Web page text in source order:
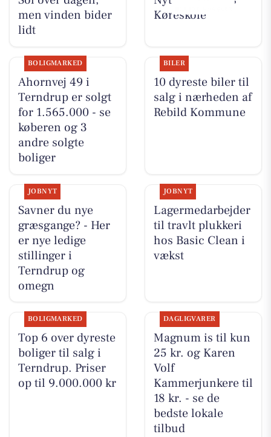
men vinden bider
lidt
Køreskole
BOLIGMARKED
Ahornvej 49 i
Terndrup er solgt
for 1.565.000 - se
køberen og 3
andre solgte
boliger
BILER
10 dyreste biler til
salg i nærheden af
Rebild Kommune
JOBNYT
Savner du nye
græsgange? - Her
er nye ledige
stillinger i
Terndrup og
omegn
JOBNYT
Lagermedarbejder
til travlt plukkeri
hos Basic Clean i
vækst
BOLIGMARKED
Top 6 over dyreste
boliger til salg i
Terndrup. Priser
op til 9.000.000 kr
DAGLIGVARER
Magnum is til kun
25 kr. og Karen
Volf
Kammerjunkere til
18 kr. - se de
bedste lokale
tilbud